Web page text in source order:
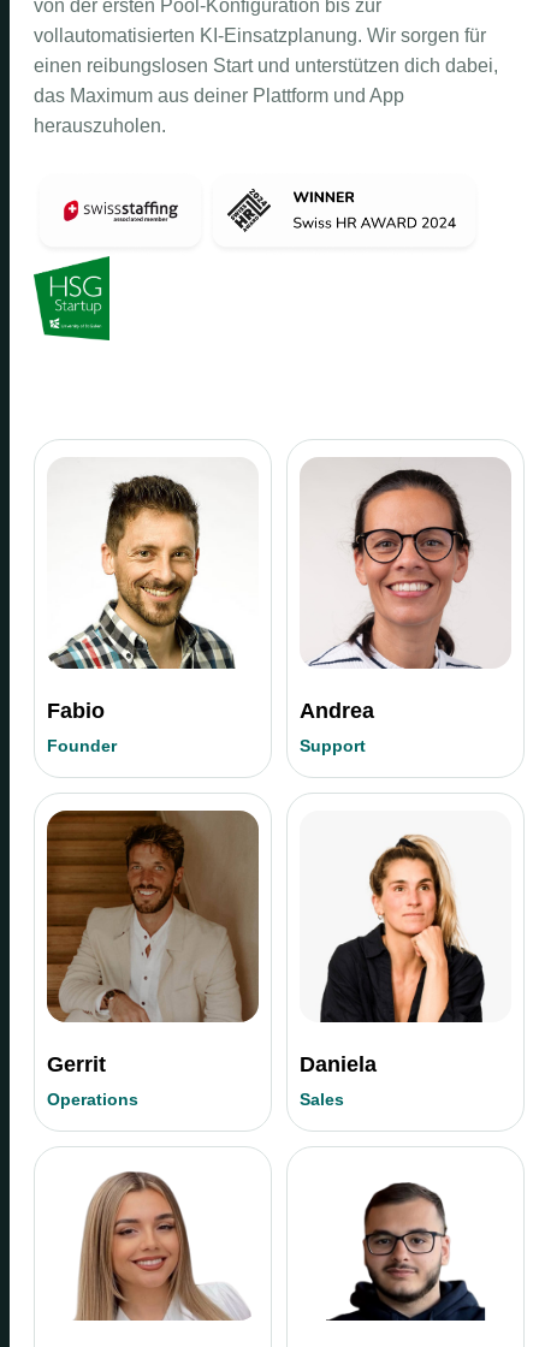
von der ersten Pool-Konfiguration bis zur
vollautomatisierten KI-Einsatzplanung. Wir sorgen für
einen reibungslosen Start und unterstützen dich dabei,
das Maximum aus deiner Plattform und App
herauszuholen.
Fabio
Founder
Andrea
Support
Gerrit
Operations
Daniela
Sales